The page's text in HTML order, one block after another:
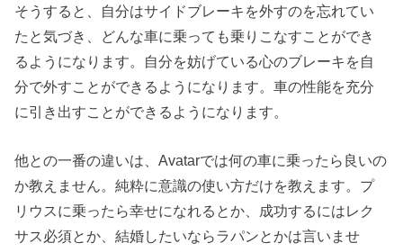
そうすると、自分はサイドブレーキを外すのを忘れてい
たと気づき、どんな車に乗っても乗りこなすことができ
るようになります。自分を妨げている心のブレーキを自
分で外すことができるようになります。車の性能を充分
に引き出すことができるようになります。
他との一番の違いは、Avatarでは何の車に乗ったら良いの
か教えません。純粋に意識の使い方だけを教えます。プ
リウスに乗ったら幸せになれるとか、成功するにはレク
サス必須とか、結婚したいならラパンとかは言いませ